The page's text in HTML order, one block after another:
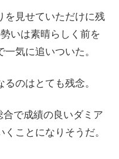
を見せていただけに残
いは素晴らしく前を
気に追いついた。
のはとても残念。
合で成績の良いダミア
ことになりそうだ。